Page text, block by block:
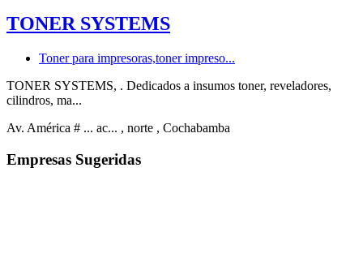
TONER SYSTEMS
Toner para impresoras,toner impreso...
TONER SYSTEMS, . Dedicados a insumos toner, reveladores,
cilindros, ma...
Av. América # ... ac... , norte , Cochabamba
Empresas Sugeridas